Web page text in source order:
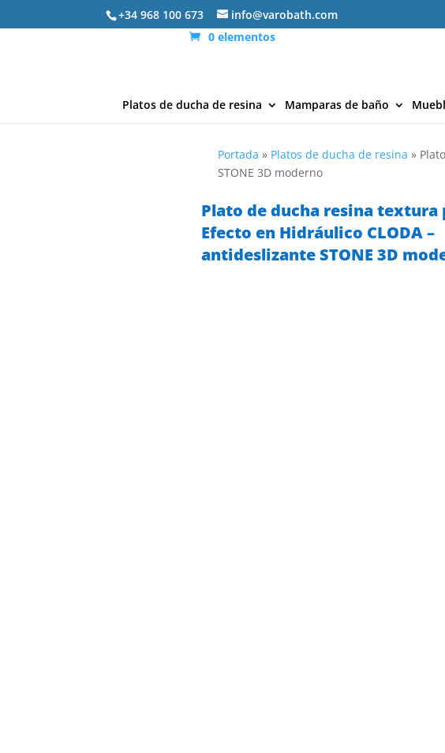
+34 968 100 673 info@varobath.com
0 elementos
Platos de ducha de resina Mamparas de baño
Portada » Platos de ducha de resina »
STONE 3D moderno
Plato de ducha resina textura
Efecto en Hidráulico CLODA –
antideslizante STONE 3D